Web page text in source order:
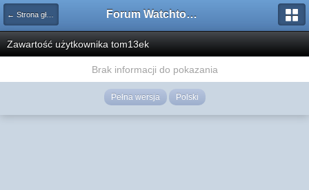
← Strona główna Forum Watchtower
Zawartość użytkownika tom13ek
Brak informacji do pokazania
Pełna wersja Polski